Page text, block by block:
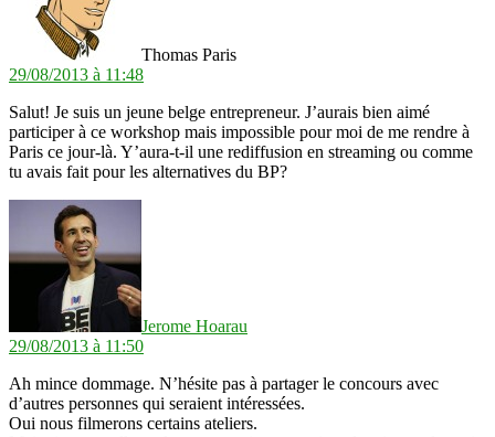
Thomas Paris
29/08/2013 à 11:48
Salut! Je suis un jeune belge entrepreneur. J’aurais bien aimé
participer à ce workshop mais impossible pour moi de me rendre à
Paris ce jour-là. Y’aura-t-il une rediffusion en streaming ou comme
tu avais fait pour les alternatives du BP?
Jerome Hoarau
29/08/2013 à 11:50
Ah mince dommage. N’hésite pas à partager le concours avec
d’autres personnes qui seraient intéressées.
Oui nous filmerons certains ateliers.